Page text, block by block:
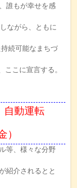
誰もが幸せを感
ながら、ともに
続可能なまちづ
こに宣言する。
自動運転
）
等、様々な分野
紹介されるとと